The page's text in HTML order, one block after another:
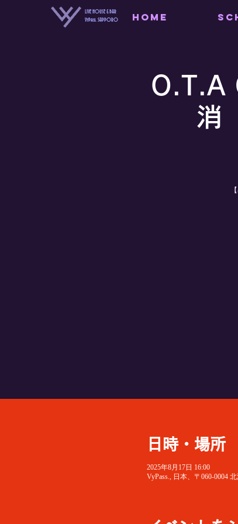
LIVE HOUSE & BAR
VyPass. SAPPORO
HOME
O.T.A
消
日時・場所
2025年8月17日 16:00
VyPass., 日本、〒060-0004